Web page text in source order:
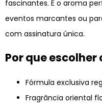
fascinantes. É o aroma
eventos marcantes ou
com assinatura única.
Por que escolher
Fórmula exclusiva
Fragrância oriental